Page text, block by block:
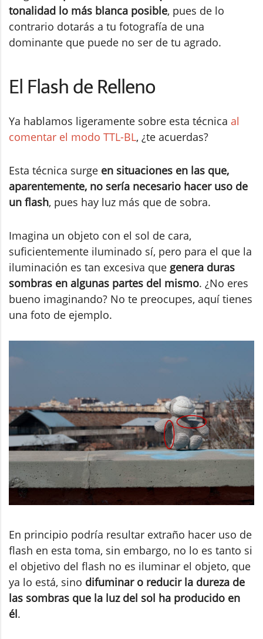
tonalidad lo más blanca posible, pues de lo
contrario dotarás a tu fotografía de una
dominante que puede no ser de tu agrado.
El Flash de Relleno
Ya hablamos ligeramente sobre esta técnica al
comentar el modo TTL-BL, ¿te acuerdas?
Esta técnica surge en situaciones en las que,
aparentemente, no sería necesario hacer uso de
un flash, pues hay luz más que de sobra.
Imagina un objeto con el sol de cara,
suficientemente iluminado sí, pero para el que la
iluminación es tan excesiva que genera duras
sombras en algunas partes del mismo. ¿No eres
bueno imaginando? No te preocupes, aquí tienes
una foto de ejemplo.
En principio podría resultar extraño hacer uso de
flash en esta toma, sin embargo, no lo es tanto si
el objetivo del flash no es iluminar el objeto, que
ya lo está, sino difuminar o reducir la dureza de
las sombras que la luz del sol ha producido en
él.